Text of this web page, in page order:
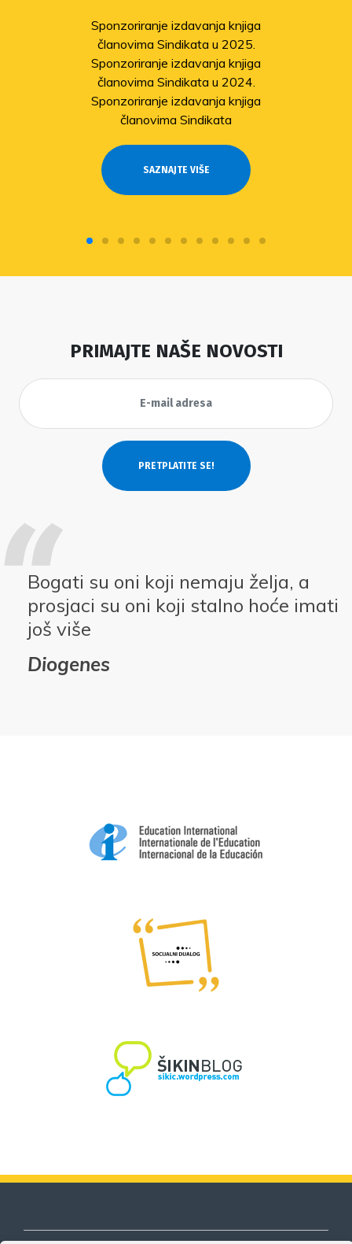
Sponzoriranje izdavanja knjiga
članovima Sindikata u 2025.
Sponzoriranje izdavanja knjiga
članovima Sindikata u 2024.
Sponzoriranje izdavanja knjiga
članovima Sindikata
SAZNAJTE VIŠE
PRIMAJTE NAŠE NOVOSTI
Bogati su oni koji nemaju želja, a
prosjaci su oni koji stalno hoće imati
još više
Diogenes